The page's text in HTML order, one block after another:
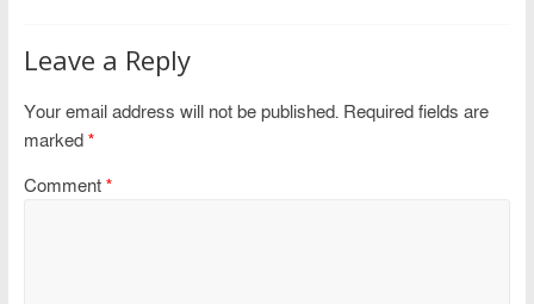
Leave a Reply
Your email address will not be published. Required fields are
marked *
Comment *